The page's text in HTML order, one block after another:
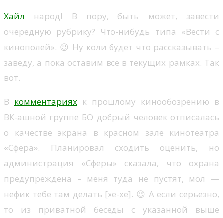
Хайл народ! В пору, быть может, завести
очередную рубрику? Что-нибудь типа «Вести с
кинополей». 😉 Ну коли будет что рассказывать –
заведу, а пока оставим все в текущих рамках. Так
вот.
В комментариях к прошлому кинообозрению в
ВК-ашной группе БО добрый человек отписалась
о качестве экрана в красном зале кинотеатра
«Сфера». Планировал сходить оценить, но
администрация «Сферы» сказала, что охрана
предупреждена – меня туда не пустят, мол —
нефик тебе там делать [хе-хе]. 😉 А если серьезно,
то из приватной беседы с указанной выше